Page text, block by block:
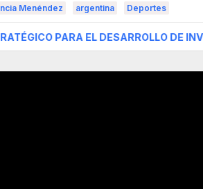
Menéndez argentina Deportes
EL DESARROLLO DE INVERSIONES